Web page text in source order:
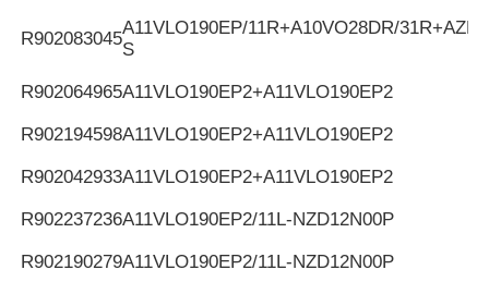
R902083045
A11VLO190EP/11R+A10VO28DR/
S
R902064965A11VLO190EP2+A11VLO190EP2
R902194598A11VLO190EP2+A11VLO190EP2
R902042933A11VLO190EP2+A11VLO190EP2
R902237236A11VLO190EP2/11L-NZD12N00P
R902190279A11VLO190EP2/11L-NZD12N00P